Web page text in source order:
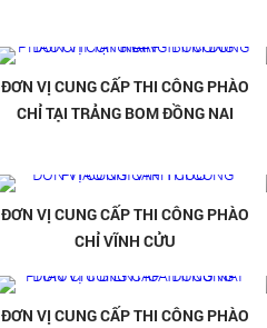
ĐƠN VỊ CUNG CẤP THI CÔNG PHÀO
CHỈ TẠI TRẢNG BOM ĐỒNG NAI
ĐƠN VỊ CUNG CẤP THI CÔNG PHÀO
CHỈ VĨNH CỬU
ĐƠN VỊ CUNG CẤP THI CÔNG PHÀO